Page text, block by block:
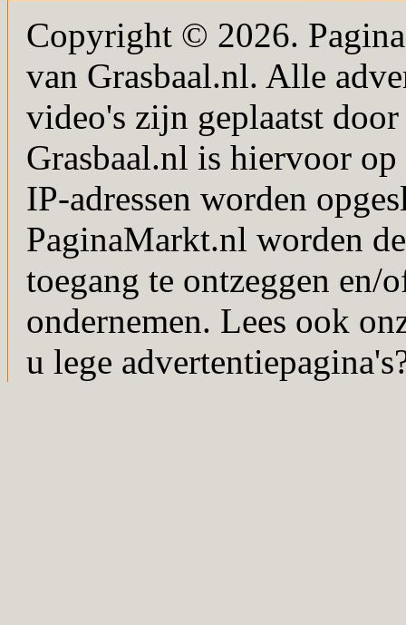
Copyright © 2026.
van Grasbaal.nl. Alle
video's zijn geplaatst
Grasbaal.nl is hiervoor
IP-adressen worden
PaginaMarkt.nl worden
toegang te ontzeggen en/
ondernemen. Lees ook
u lege